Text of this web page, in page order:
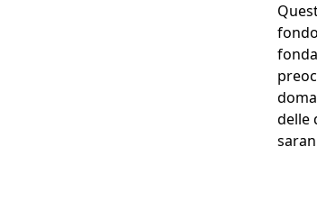
delle